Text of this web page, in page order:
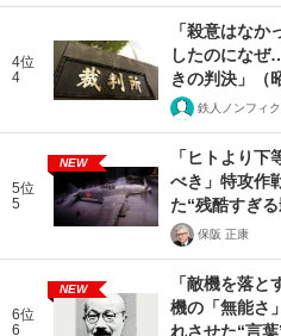
4位
4
「殺意はな
したのになぜ
きの判決」（
鉄人ノンフィ
5位
5
NEW
「ヒトより
べき」特攻作
た“残酷すぎ
保阪 正康
6位
6
NEW
「敵機を落
機の「無能さ
れさせた“言葉